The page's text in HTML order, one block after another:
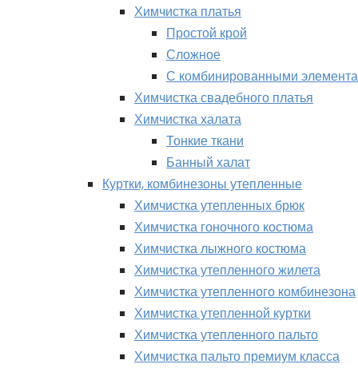
Химчистка платья
Простой крой
Сложное
С комбинированными
Химчистка свадебного платья
Химчистка халата
Тонкие ткани
Банный халат
Куртки, комбинезоны утепленные
Химчистка утепленных брюк
Химчистка гоночного костюма
Химчистка лыжного костюма
Химчистка утепленного жилета
Химчистка утепленного комбинезона
Химчистка утепленной куртки
Химчистка утепленного пальто
Химчистка пальто премиум класса